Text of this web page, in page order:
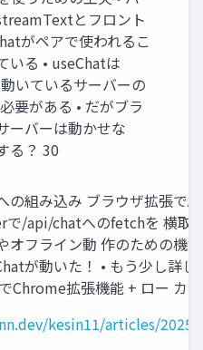
とフロント
がペアで使われるこ
いる • useChatは
いているサーバーの
要がある • だがブラ
ーバーは動かせな
る？ 30
の組み込み ブラウザ拡張で
/api/chatへのfetchを 横取
オフライン動 作のための機
が動いた！ • もう少し詳
Chrome拡張機能 + ロー カ
kesin11/articles/